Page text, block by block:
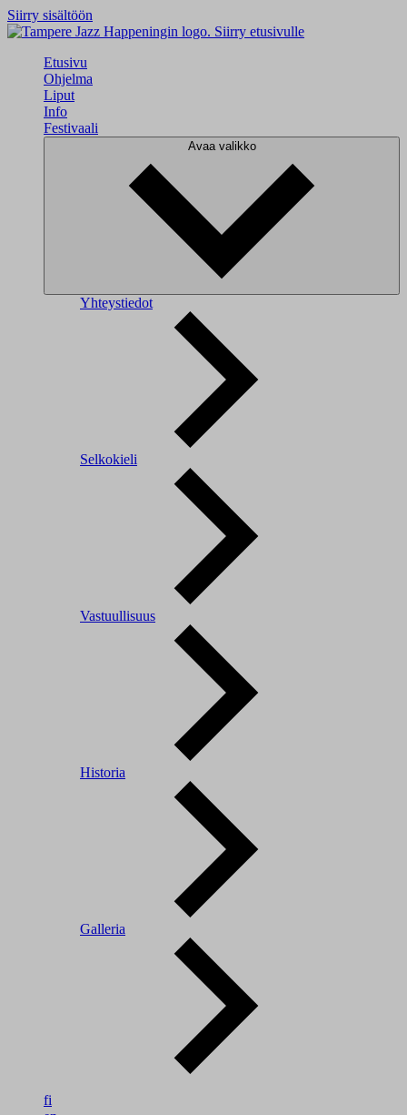
Siirry sisältöön
Siirry etusivulle
Etusivu
Ohjelma
Liput
Info
Festivaali
Avaa valikko
Yhteystiedot
Selkokieli
Vastuullisuus
Historia
Galleria
fi